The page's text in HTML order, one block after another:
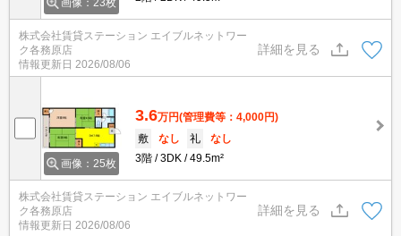
画像：23枚
株式会社賃貸ステーション エイブルネットワー
ク各務原店
情報更新日 2026/08/06
詳細を見る
画像：25枚
3.6万円(管理費等：4,000円)
敷
なし 礼
なし
3階
3DK 49.5m²
株式会社賃貸ステーション エイブルネットワー
ク各務原店
情報更新日 2026/08/06
詳細を見る